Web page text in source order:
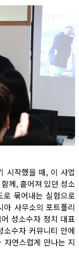
시작했을 때, 이 사업
께, 흩어져 있던 성소
묶어내는 실험으로
사무소의 포트폴리
성소수자 정치 대표
수자 커뮤니티 안에
연스럽게 만나는 지